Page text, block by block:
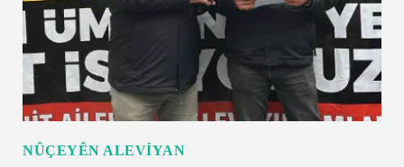
NÛÇEYÊN ALEVIYAN